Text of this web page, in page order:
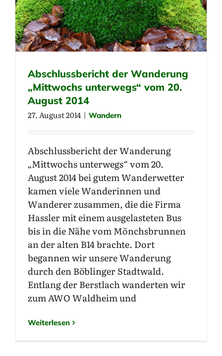
Abschlussbericht der Wanderung
„Mittwochs unterwegs“ vom 20.
August 2014
27. August 2014 | Wandern
Abschlussbericht der Wanderung
„Mittwochs unterwegs“ vom 20.
August 2014 bei gutem Wanderwetter
kamen viele Wanderinnen und
Wanderer zusammen, die die Firma
Hassler mit einem ausgelasteten Bus
bis in die Nähe vom Mönchsbrunnen
an der alten B14 brachte. Dort
begannen wir unsere Wanderung
durch den Böblinger Stadtwald.
Entlang der Berstlach wanderten wir
zum AWO Waldheim und
Weiterlesen